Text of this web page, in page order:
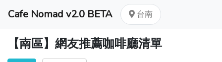
Cafe Nomad v2.0 BETA 台南
【南區】網友推薦咖啡廳清單